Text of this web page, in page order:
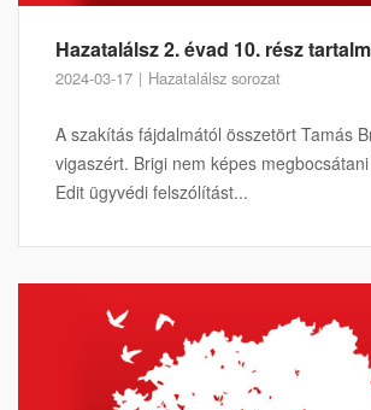
Hazatalálsz 2. évad 10. rész
2024-03-17 Hazatalálsz sorozat
A szakítás fájdalmától összetört Tamás
vigaszért. Brigi nem képes
Edit ügyvédi felszólítást...